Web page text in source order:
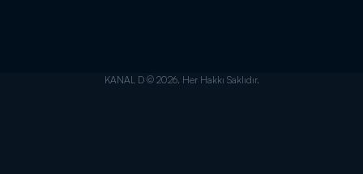
KANAL D © 2026. Her Hakkı Saklıdır.